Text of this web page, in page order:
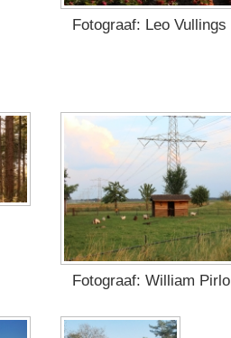
Fotograaf: Leo Vullings
Fotograaf: William Pirlo